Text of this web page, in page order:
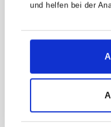
und helfen bei der
Verwendung
oder
gegen